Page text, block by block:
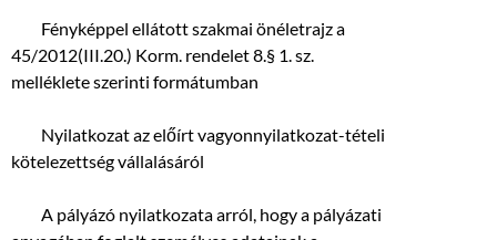
 Fényképpel ellátott szakmai önéletrajz a
45/2012(III.20.) Korm. rendelet 8.§ 1. sz.
melléklete szerinti formátumban
 Nyilatkozat az előírt vagyonnyilatkozat-tételi
kötelezettség vállalásáról
 A pályázó nyilatkozata arról, hogy a pályázati